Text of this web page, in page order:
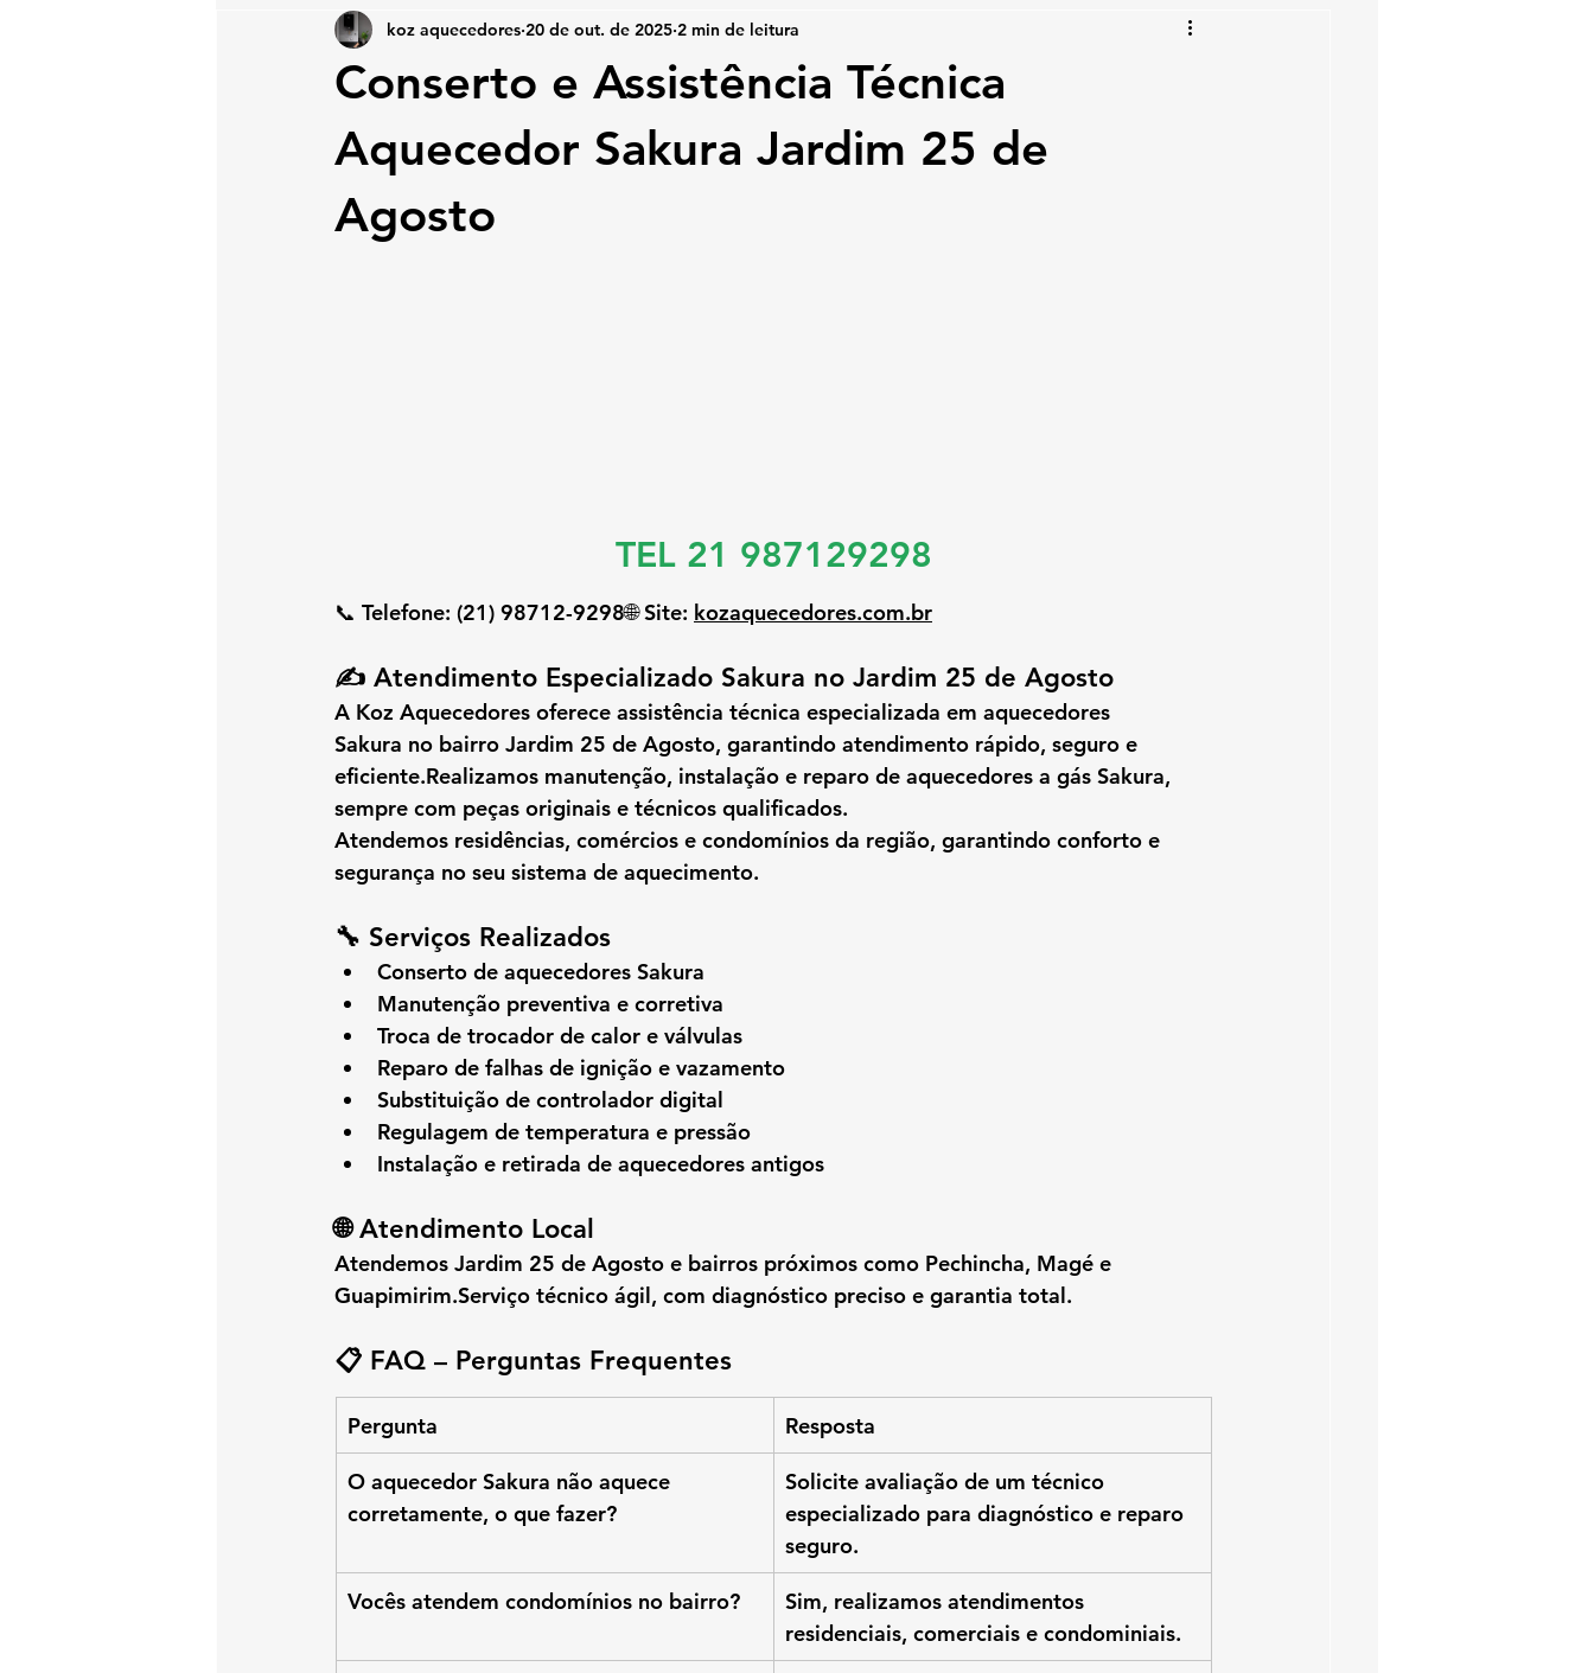
Conserto e Assistência Técnica
Aquecedor Sakura Jardim 25 de
Agosto
koz aquecedores 20 de out. de 2025 2 min de leitura
TEL 21 987129298
📞 Telefone: (21) 98712-9298🌐 Site: kozaquecedores.com.br
✍️ Atendimento Especializado Sakura no Jardim 25 de Agosto
A Koz Aquecedores oferece assistência técnica especializada em aquecedores
Sakura no bairro Jardim 25 de Agosto, garantindo atendimento rápido, seguro e
eficiente.Realizamos manutenção, instalação e reparo de aquecedores a gás Sakura,
sempre com peças originais e técnicos qualificados.
Atendemos residências, comércios e condomínios da região, garantindo conforto e
segurança no seu sistema de aquecimento.
🔧 Serviços Realizados
Conserto de aquecedores Sakura
Manutenção preventiva e corretiva
Troca de trocador de calor e válvulas
Reparo de falhas de ignição e vazamento
Substituição de controlador digital
Regulagem de temperatura e pressão
Instalação e retirada de aquecedores antigos
🌐 Atendimento Local
Atendemos Jardim 25 de Agosto e bairros próximos como Pechincha, Magé e
Guapimirim.Serviço técnico ágil, com diagnóstico preciso e garantia total.
📋 FAQ – Perguntas Frequentes
Pergunta Resposta
O aquecedor Sakura não aquece
corretamente, o que fazer?
Solicite avaliação de um técnico
especializado para diagnóstico e reparo
seguro.
Vocês atendem condomínios no bairro?
Sim, realizamos atendimentos
residenciais, comerciais e condominiais.